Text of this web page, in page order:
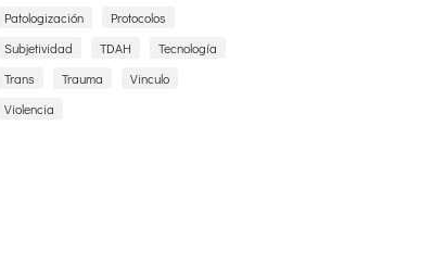
Patologización
Protocolos
Subjetividad
TDAH
Tecnología
Trans
Trauma
Vinculo
Violencia